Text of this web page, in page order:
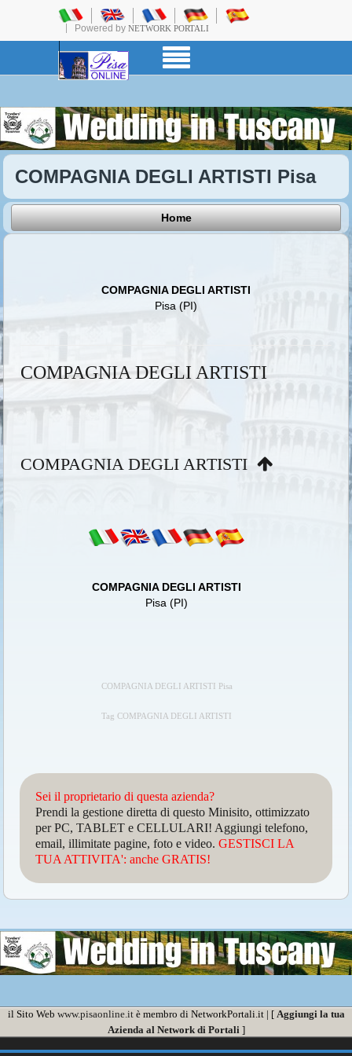
Powered by NETWORK PORTALI
COMPAGNIA DEGLI ARTISTI Pisa
Home
COMPAGNIA DEGLI ARTISTI
Pisa (PI)
COMPAGNIA DEGLI ARTISTI
COMPAGNIA DEGLI ARTISTI
COMPAGNIA DEGLI ARTISTI
Pisa (PI)
COMPAGNIA DEGLI ARTISTI Pisa
Tag COMPAGNIA DEGLI ARTISTI
Sei il proprietario di questa azienda?
Prendi la gestione diretta di questo Minisito, ottimizzato
per PC, TABLET e CELLULARI! Aggiungi telefono,
email, illimitate pagine, foto e video.GESTISCI LA
TUA ATTIVITA': anche GRATIS!
il Sito Web www.pisaonline.itè membro di NetworkPortali.it | [ Aggiungi la tua
Azienda al Network di Portali ]